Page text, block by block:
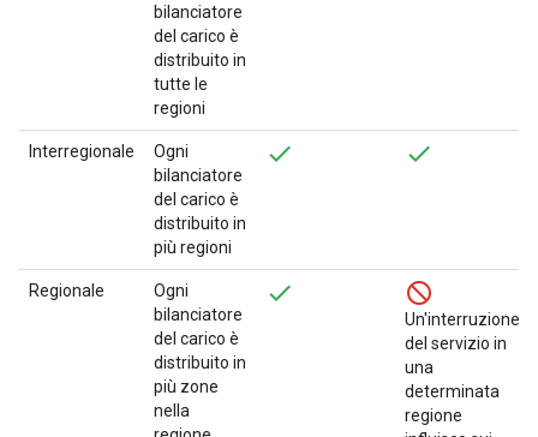
bilanciatore
del carico è
distribuito in
tutte le
regioni
Interregionale
Ogni
bilanciatore
del carico è
distribuito in
più regioni
Regionale
Ogni
bilanciatore
del carico è
distribuito in
più zone
nella
Un'interruzione
del servizio in
una
determinata
regione